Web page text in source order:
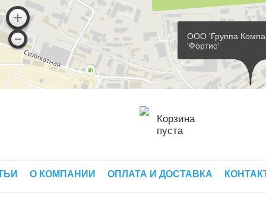
ООО 'Группа
'Фортис'
Корзина
пуста
О КОМПАНИИ ОПЛАТА И ДОСТАВКА